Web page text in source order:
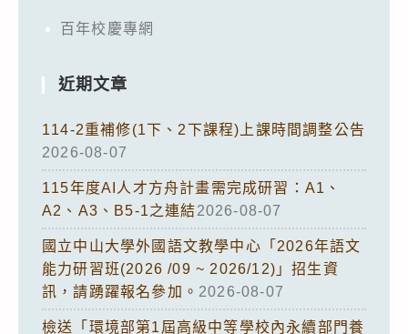
百年校慶專網
近期文章
114-2重補修(1下、2下課程)上課時間調整公告
2026-08-07
115年度AI人才方舟計畫需完成研習：A1、
A2、A3、B5-1之連結2026-08-07
國立中山大學外國語文教學中心「2026年語文
能力研習班(2026 /09 ~ 2026/12)」招生資
訊，請踴躍報名參加。 2026-08-07
檢送「環境部第1屆高級中等學校內永續部門養